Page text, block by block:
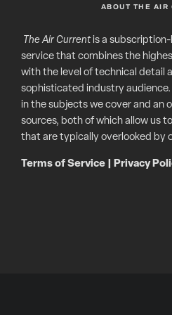
ABOUT THE AIR
The Air Currentis a
service that combines the
with the level of technical detail
sophisticated industry
in the subjects we cover and an
sources, both of which allow us
that are typically overlooked by
Terms of Service Privacy